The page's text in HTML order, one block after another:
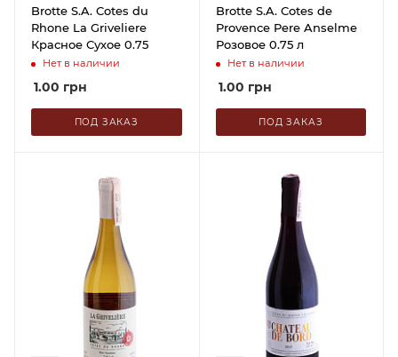
Brotte S.A. Cotes du
Rhone La Griveliere
Красное Сухое 0.75
Нет в наличии
1.00 грн
ПОД ЗАКАЗ
Brotte S.A. Cotes de
Provence Pere Anselme
Розовое 0.75 л
Нет в наличии
1.00 грн
ПОД ЗАКАЗ